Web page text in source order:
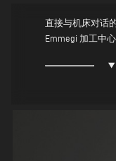
直接与机床对话
Emmegi 加工中